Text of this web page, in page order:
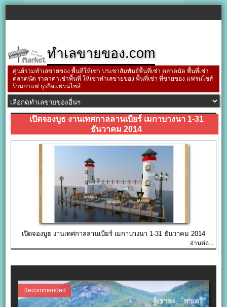
ทำเลขายของ.com
ศูนย์รวมทำเลขายของ พื้นที่ให้เช่า ประชาสัมพันธ์พื้นที่เช่า ตลาดนัด พื้นที่เช่า
ตลาดนัด ราคาค่าเช่าพื้นที่ ให้เช่าทำเลขายของ พื้นที่เช่า ที่ขายของ แฟรนไชส์
ร้านกาแฟ ธุรกิจแฟรนไชส์
เปิดจองบูธ งานเทศกาลลานเบียร์ เมกาบางนา 1-31
ธันวาคม 2014
เปิดจองบูธ งานเทศกาลลานเบียร์ เมกาบางนา 1-31 ธันวาคม 2014
อ่านต่อ...
Recommended